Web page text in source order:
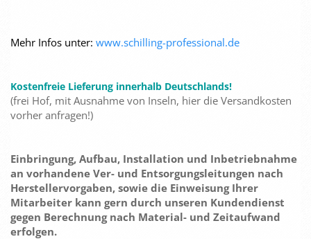
Mehr Infos unter: www.schilling-professional.de
Kostenfreie Lieferung innerhalb Deutschlands!
(frei Hof, mit Ausnahme von Inseln, hier die Versandkosten
vorher anfragen!)
Einbringung, Aufbau, Installation und Inbetriebnahme
an vorhandene Ver- und Entsorgungsleitungen nach
Herstellervorgaben, sowie die Einweisung Ihrer
Mitarbeiter kann gern durch unseren Kundendienst
gegen Berechnung nach Material- und Zeitaufwand
erfolgen.